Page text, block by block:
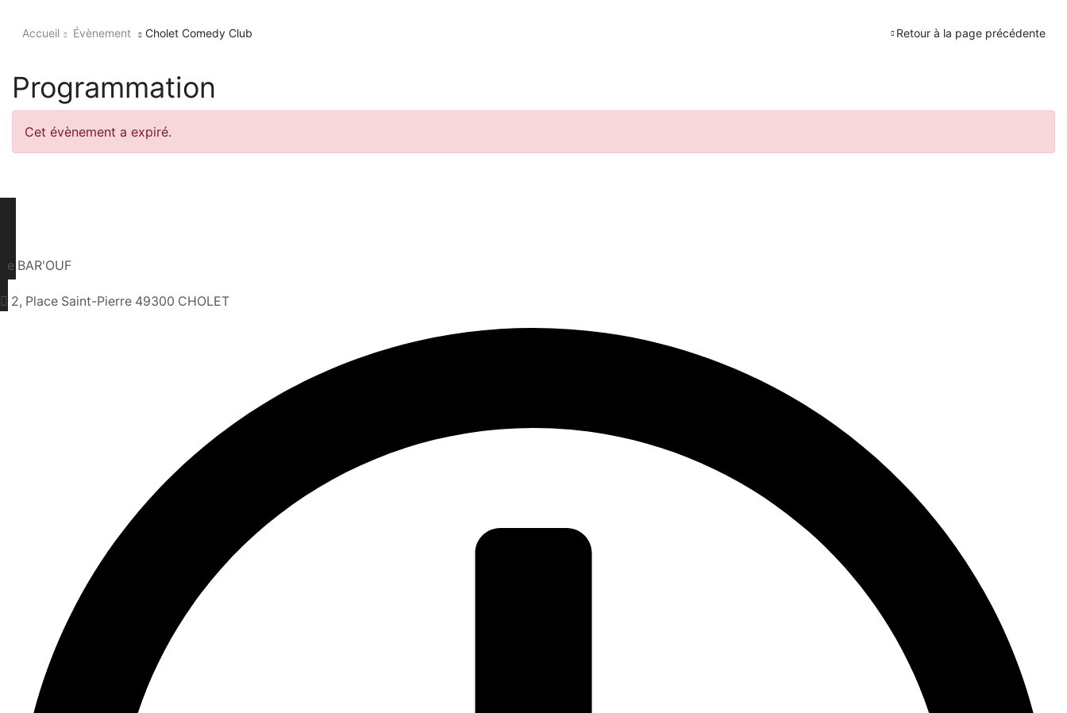
Retour à la page précédente
Accueil Évènement Cholet Comedy Club
Programmation
Cet évènement a expiré.
Le BAR'OUF
2, Place Saint-Pierre 49300 CHOLET